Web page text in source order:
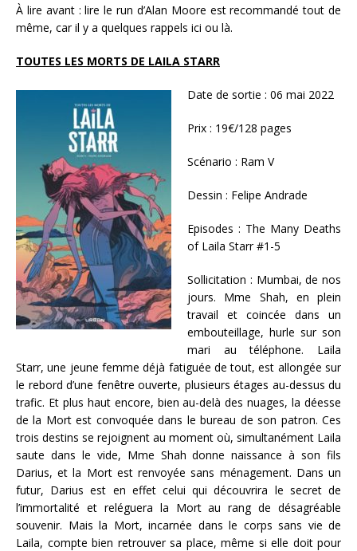
À lire avant : lire le run d’Alan Moore est recommandé tout de
même, car il y a quelques rappels ici ou là.
TOUTES LES MORTS DE LAILA STARR
Date de sortie : 06 mai 2022
Prix : 19€/128 pages
Scénario : Ram V
Dessin : Felipe Andrade
Episodes : The Many Deaths
of Laila Starr #1-5
Sollicitation : Mumbai, de nos
jours. Mme Shah, en plein
travail et coincée dans un
embouteillage, hurle sur son
mari au téléphone. Laila
Starr, une jeune femme déjà fatiguée de tout, est allongée sur
le rebord d’une fenêtre ouverte, plusieurs étages au-dessus du
trafic. Et plus haut encore, bien au-delà des nuages, la déesse
de la Mort est convoquée dans le bureau de son patron. Ces
trois destins se rejoignent au moment où, simultanément Laila
saute dans le vide, Mme Shah donne naissance à son fils
Darius, et la Mort est renvoyée sans ménagement. Dans un
futur, Darius est en effet celui qui découvrira le secret de
l’immortalité et reléguera la Mort au rang de désagréable
souvenir. Mais la Mort, incarnée dans le corps sans vie de
Laila, compte bien retrouver sa place, même si elle doit pour